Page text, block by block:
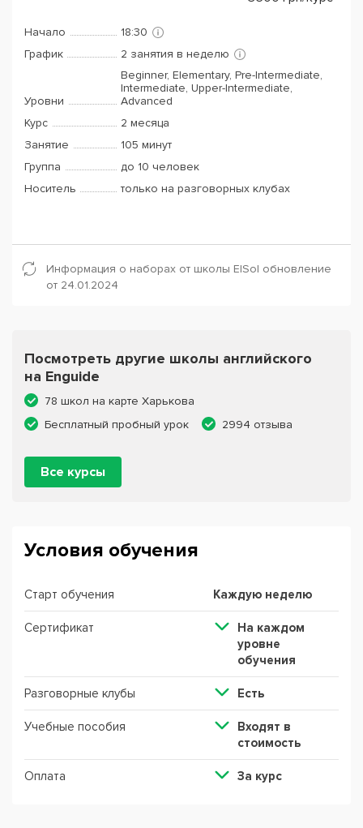
Начало
18:30
График
2 занятия в неделю
Уровни
Beginner, Elementary, Pre-Intermediate,
Intermediate, Upper-Intermediate,
Advanced
Курс
2 месяца
Занятие
105 минут
Группа
до 10 человек
Носитель
только на разговорных клубах
Информация о наборах от школы ElSol обновление
от 24.01.2024
Посмотреть другие школы английского
на Enguide
78 школ на карте Харькова
Бесплатный пробный урок
2994 отзыва
Все курсы
Условия обучения
Старт обучения Каждую неделю
Сертификат
На каждом
уровне
обучения
Разговорные клубы Есть
Учебные пособия
Входят в
стоимость
Оплата За курс